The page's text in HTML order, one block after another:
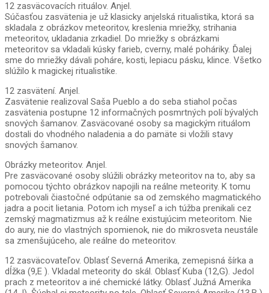
12 zasväcovacích rituálov. Anjel.
Súčasťou zasvätenia je už klasicky anjelská ritualistika, ktorá sa
skladala z obrázkov meteoritov, kreslenia mriežky, strihania
meteoritov, ukladania zrkadiel. Do mriežky s obrázkami
meteoritov sa vkladali kúsky farieb, cverny, malé poháriky. Ďalej
sme do mriežky dávali poháre, kosti, lepiacu pásku, klince. Všetko
slúžilo k magickej ritualistike.
12 zasvätení. Anjel.
Zasvätenie realizoval Saša Pueblo a do seba stiahol počas
zasvätenia postupne 12 informačných posmrtných polí bývalých
snových šamanov. Zasväcované osoby sa magickým rituálom
dostali do vhodného naladenia a do pamäte si vložili stavy
snových šamanov.
Obrázky meteoritov. Anjel.
Pre zasväcované osoby slúžili obrázky meteoritov na to, aby sa
pomocou týchto obrázkov napojili na reálne meteority. K tomu
potrebovali čiastočné odpútanie sa od zemského magmatického
jadra a pocit lietania. Potom ich myseľ a ich túžba prenikali cez
zemský magmatizmus až k reálne existujúcim meteoritom. Nie
do aury, nie do vlastných spomienok, nie do mikrosveta neustále
sa zmenšujúceho, ale reálne do meteoritov.
12 zasväcovateľov. Oblasť Severná Amerika, zemepisná šírka a
dĺžka (9,E ). Vkladal meteority do skál. Oblasť Kuba (12,G). Jedol
prach z meteoritov a iné chemické látky. Oblasť Južná Amerika